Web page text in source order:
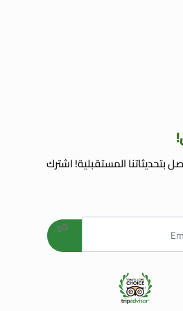
بتحديثاتنا المستقبلية! اشترك